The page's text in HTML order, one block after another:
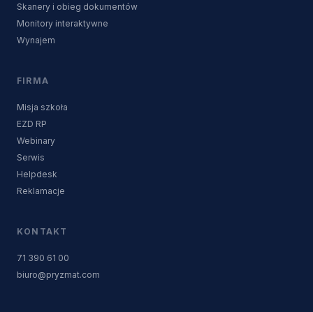
Skanery i obieg dokumentów
Monitory interaktywne
Wynajem
FIRMA
Misja szkoła
EZD RP
Webinary
Serwis
Helpdesk
Reklamacje
KONTAKT
71 390 61 00
biuro@pryzmat.com